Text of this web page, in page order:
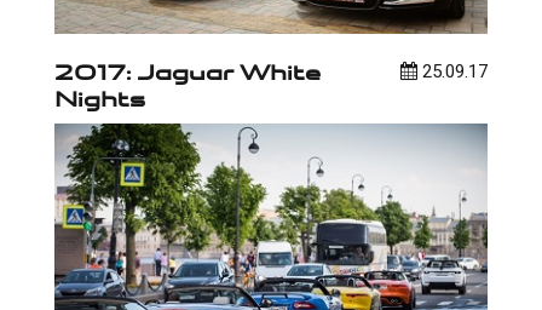
25.09.17
2017: Jaguar White
Nights